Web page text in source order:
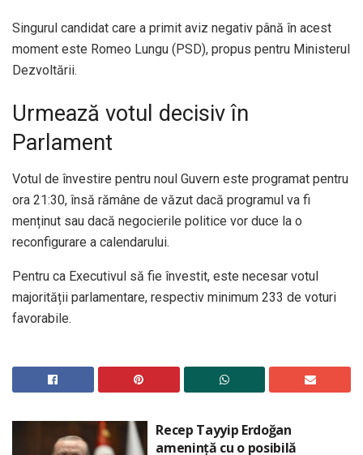
Singurul candidat care a primit aviz negativ până în acest
moment este Romeo Lungu (PSD), propus pentru Ministerul
Dezvoltării.
Urmează votul decisiv în
Parlament
Votul de învestire pentru noul Guvern este programat pentru
ora 21:30, însă rămâne de văzut dacă programul va fi
menținut sau dacă negocierile politice vor duce la o
reconfigurare a calendarului.
Pentru ca Executivul să fie învestit, este necesar votul
majorității parlamentare, respectiv minimum 233 de voturi
favorabile.
Recep Tayyip Erdoğan
amenință cu o posibilă